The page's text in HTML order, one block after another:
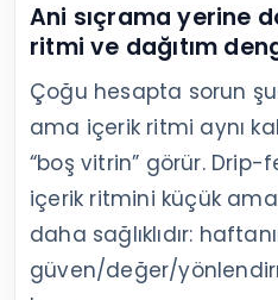
Ani sıçrama yerine
ritmi ve dağıtım
Çoğu hesapta sorun
ama içerik ritmi aynı
“boş vitrin” görür. Drip-
içerik ritmini küçük
daha sağlıklıdır:
güven/değer/